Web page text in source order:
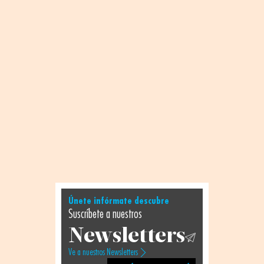
Únete infórmate descubre
Suscríbete a nuestros
Newsletters
Ve a nuestros Newsletters